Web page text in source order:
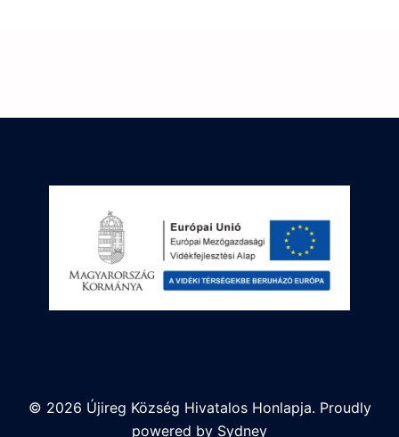
© 2026 Újireg Község Hivatalos Honlapja. Proudly
powered by Sydney